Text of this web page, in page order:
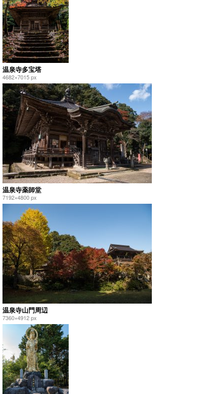
温泉寺多宝塔
4682×7015 px
温泉寺薬師堂
7192×4800 px
温泉寺山門周辺
7360×4912 px